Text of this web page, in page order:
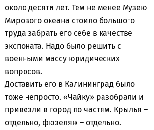
около десяти лет. Тем не менее Музею
Мирового океана стоило большого
труда забрать его себе в качестве
экспоната. Надо было решить с
военными массу юридических
вопросов.
Доставить его в Калининград было
тоже непросто. «Чайку» разобрали и
привезли в город по частям. Крылья –
отдельно, фюзеляж – отдельно.